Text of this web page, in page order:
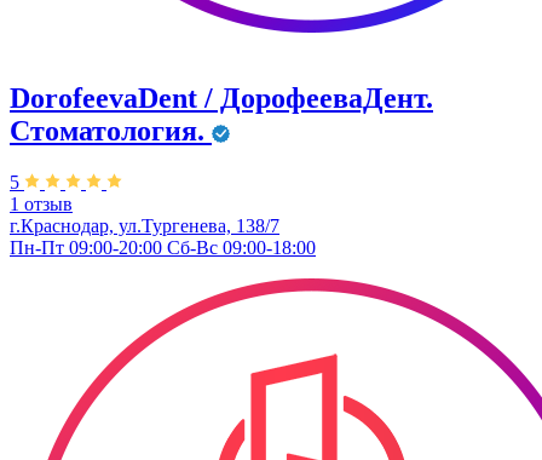
DorofeevaDent / ДорофееваДент.
Стоматология.
5
1 отзыв
г.Краснодар, ул.Тургенева, 138/7
Пн-Пт 09:00-20:00 Сб-Вс 09:00-18:00